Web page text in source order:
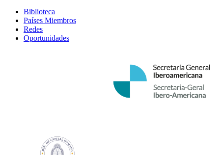
Biblioteca
Países Miembros
Redes
Oportunidades